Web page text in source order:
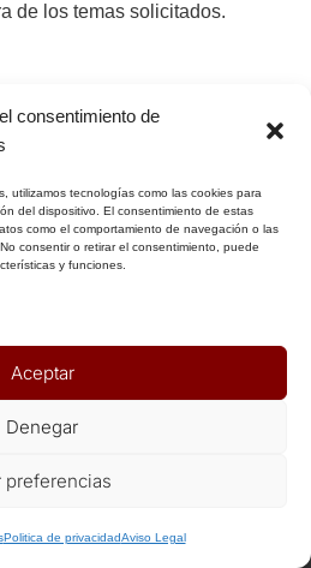
consentimiento de
utilizamos tecnologías como las cookies para
del dispositivo. El consentimiento de estas
como el comportamiento de navegación o las
consentir o retirar el consentimiento, puede
y funciones.
Aceptar
Denegar
preferencias
Politica de privacidadAviso Legal
de los temas solicitados.
1841
41656, FOLIO 69, HOJA